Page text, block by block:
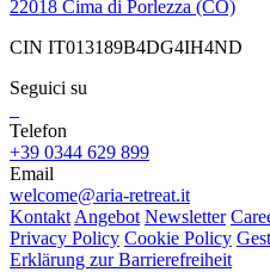
22018 Cima di Porlezza (CO)
CIN IT013189B4DG4IH4ND
Seguici su
Telefon
+39 0344 629 899
Email
welcome@aria-retreat.it
Kontakt Angebot Newsletter
Privacy Policy Cookie Policy
Erklärung zur Barrierefreiheit